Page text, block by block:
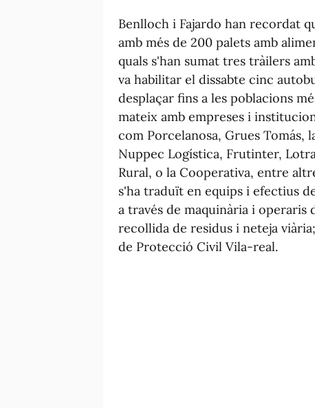
Benlloch i Fajardo han recordat
amb més de 200 palets amb
quals s'han sumat tres tràilers
va habilitar el dissabte cinc
desplaçar fins a les poblacions
mateix amb empreses i
com Porcelanosa, Grues Tomás,
Nuppec Logística, Frutinter,
Rural, o la Cooperativa, entre
s'ha traduït en equips i efectius
a través de maquinària i operaris
recollida de residus i neteja
de Protecció Civil Vila-real.